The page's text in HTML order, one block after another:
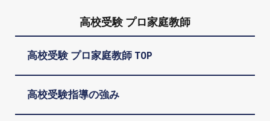
高校受験 プロ家庭教師
高校受験 プロ家庭教師 TOP
高校受験指導の強み